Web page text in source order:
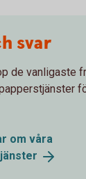
svar
de vanligaste
om våra